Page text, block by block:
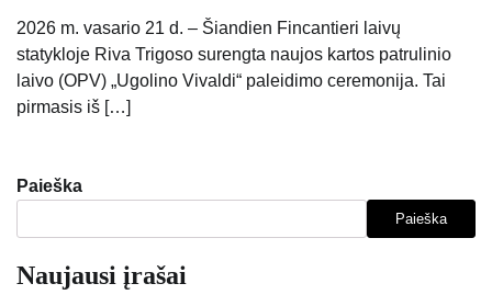
2026 m. vasario 21 d. – Šiandien Fincantieri laivų
statykloje Riva Trigoso surengta naujos kartos patrulinio
laivo (OPV) „Ugolino Vivaldi“ paleidimo ceremonija. Tai
pirmasis iš […]
Paieška
Paieška
Naujausi įrašai